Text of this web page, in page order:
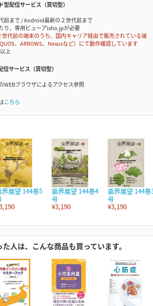
型配信サービス（買切型）
前まで / Android最新の２世代前まで
り、専用ビューアisho.jpが必要
代前の端末のうち、国内キャリア経由で販売されている端
、ARROWS、Nexusなど）にて動作確認しています
上
信サービス（買切型）
ブラウザによるアクセス参照
こちら
界展望 144巻5
歯界展望 144巻4
号
¥3,190
歯界展望 144巻
号
¥3,190
人は、こんな商品も買っています。